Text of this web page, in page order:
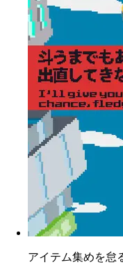
アイテム集めを怠